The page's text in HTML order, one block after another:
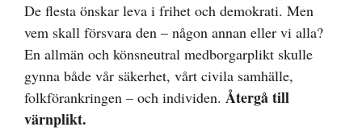
De flesta önskar leva i frihet och demokrati. Men
vem skall försvara den – någon annan eller vi alla?
En allmän och könsneutral medborgarplikt skulle
gynna både vår säkerhet, vårt civila samhälle,
folkförankringen – och individen. Återgå till
värnplikt.